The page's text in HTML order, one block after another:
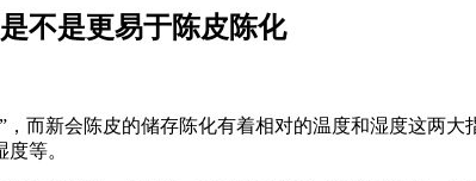
不是更易于陈皮陈化
而新会陈皮的储存陈化有着相对的温度和湿度这两
等。